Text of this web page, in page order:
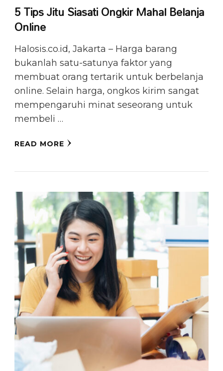
5 Tips Jitu Siasati Ongkir Mahal Belanja
Online
Halosis.co.id, Jakarta – Harga barang
bukanlah satu-satunya faktor yang
membuat orang tertarik untuk berbelanja
online. Selain harga, ongkos kirim sangat
mempengaruhi minat seseorang untuk
membeli …
READ MORE